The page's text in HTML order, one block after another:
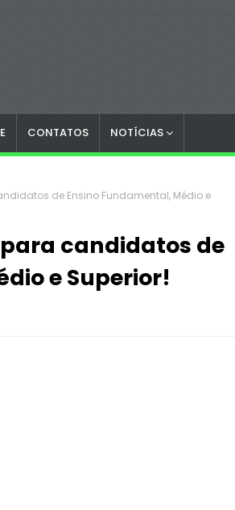
CONTATOS NOTÍCIAS
de Ensino Fundamental, Médio e
candidatos de
e Superior!